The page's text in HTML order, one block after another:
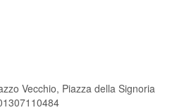
Vecchio, Piazza della Signoria